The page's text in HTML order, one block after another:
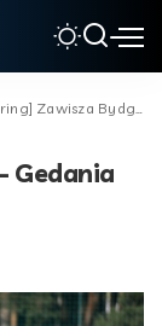
Bydgoszcz – Gedania Gdańsk 2:2
Gedania